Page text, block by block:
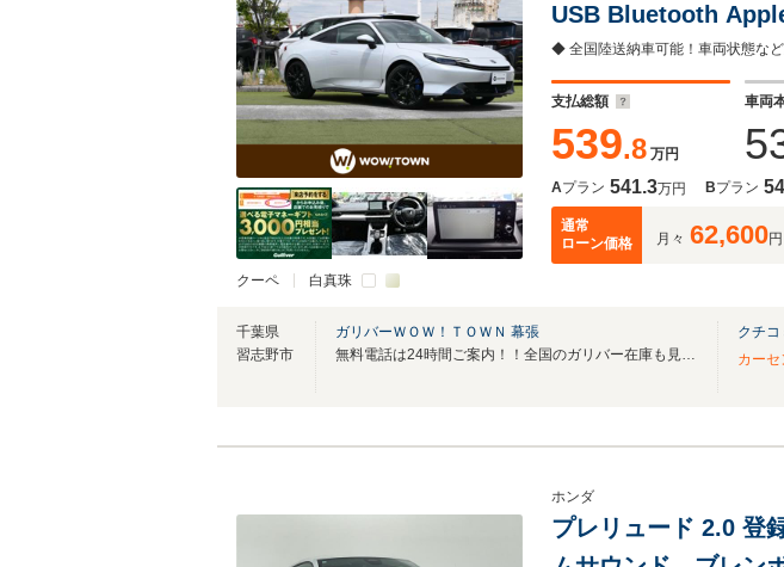
クーペ 白真珠
USB Bluetooth
シング ETC BSI ワ
支払総額
539.8 万円
車両
Aプラン 541.3万円 Bプラン
通常
ローン価格
月々 62,600円
千葉県
習志野市
ガリバーＷＯＷ！ＴＯＷＮ 幕張
無料電話は24時間ご案内！！全国のガリバー在庫も見たい方は一括照会が可能です！
クチコ
カー
ホンダ
プレリュード 2.0